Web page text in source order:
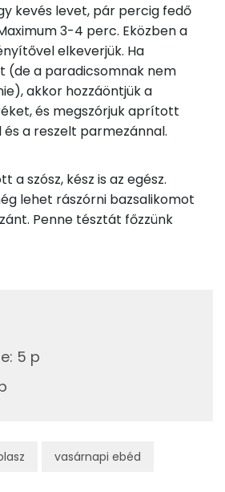
vasárnapi ebéd
0 kcal
0 kcal
29 kcal
2 kcal
1 kcal
kevés levet, pár percig fedő
3-4 perc. Eközben a
elkeverjük. Ha
(de a paradicsomnak nem
akkor hozzáöntjük a
és megszórjuk aprított
a reszelt parmezánnal.
a szósz, kész is az egész.
lehet rászórni bazsalikomot
Penne tésztát főzzünk
: 5 p